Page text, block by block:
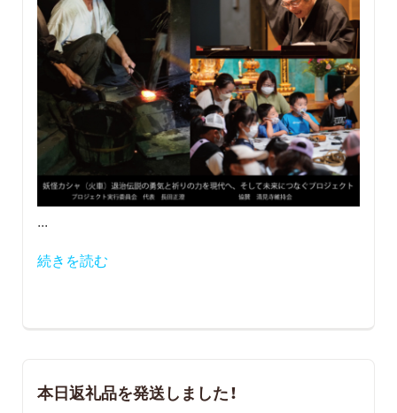
...
続きを読む
本日返礼品を発送しました！